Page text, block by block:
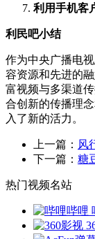
利用手机客
利民吧小结
作为中央广播电
容资源和先进的
富视频与多渠道
合创新的传播理
入了新的活力。
上一篇： 风
下一篇： 糖
热门视频名站